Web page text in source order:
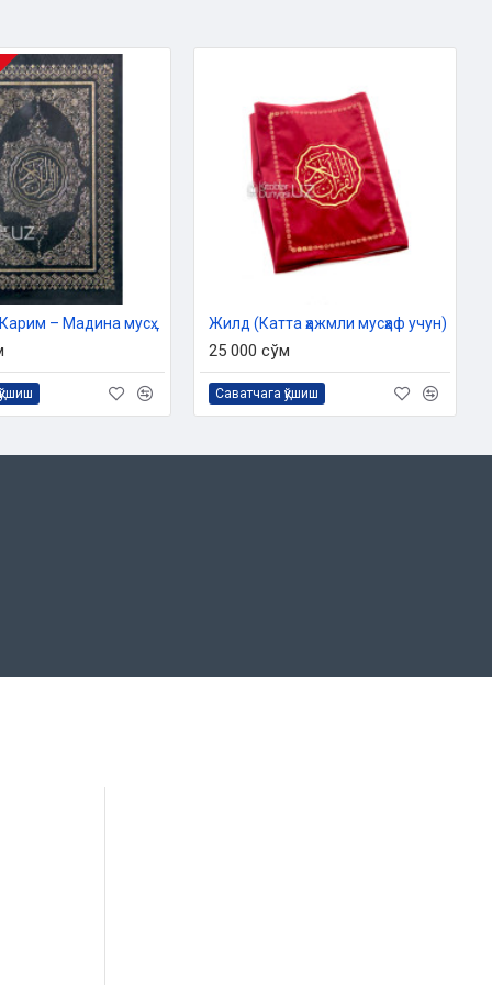
«Қуръони Карим – Мадина мусҳафи» Жилд (Катта ҳажмли мусҳаф учун)
25 000 сўм
Саватчага қўшиш